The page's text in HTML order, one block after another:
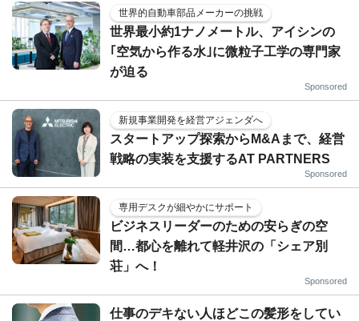
世界的自動車部品メーカーの挑戦
世界最小約1ナノメートル、アイシンの
｢空気から作る水｣に微粒子工学の専門家
が迫る
Sponsored
新規事業開発を経営アジェンダへ
スタートアップ探索からM&Aまで、経営
戦略の実装を支援するAT PARTNERS
Sponsored
専用デスクが細やかにサポート
ビジネスリーダーのための安らぎの空
間…都心を離れて軽井沢の「シェア別
荘」へ！
Sponsored
仕事のデキない人ほどこの髪形をしてい